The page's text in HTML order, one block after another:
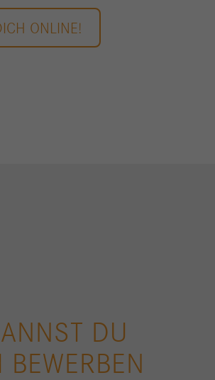
ONLINE!
DU
BEWERBEN